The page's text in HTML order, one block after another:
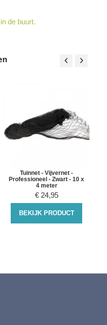
de buurt.
Tuinnet - Vijvernet -
Professioneel - Zwart - 10 x
4 meter
€ 24,95
BEKIJK PRODUCT